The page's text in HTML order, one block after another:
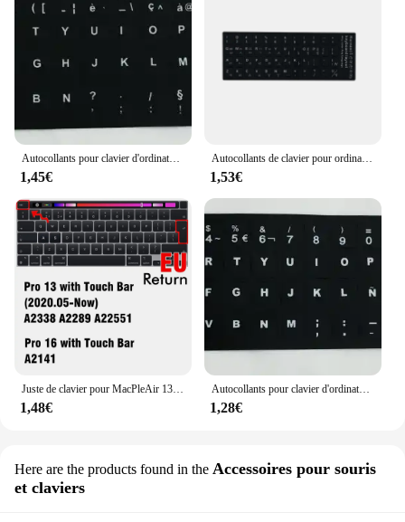
Autocollants pour clavier d'ordinateur portable et de bureau, 1 pièce, arabe, russie, français espagnol, anglais, 10/2019
1,45€
Autocollants de clavier pour ordinateur portable et de bureau, russe, français, anglais, arabe, espagnol, portugais, coréen, 21e italien
1,53€
Juste de clavier pour MacPleAir 13 M2 Pro 13 Dallas Pro 14 16 Max, peau de protection en silicone, A2337 A2338 A2442 A2779 A2681 A2485
1,48€
Autocollants pour clavier d'ordinateur portable et de bureau, 1 pièce, arabe, russie, français espagnol, anglais, 10/2019
1,28€
Here are the products found in the Accessoires pour souris
et claviers